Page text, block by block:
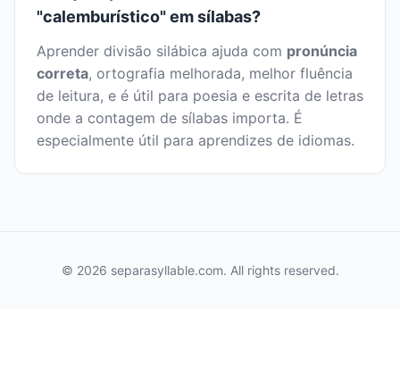
"calemburístico" em sílabas?
Aprender divisão silábica ajuda com pronúncia
correta, ortografia melhorada, melhor fluência
de leitura, e é útil para poesia e escrita de letras
onde a contagem de sílabas importa. É
especialmente útil para aprendizes de idiomas.
© 2026 separasyllable.com. All rights reserved.